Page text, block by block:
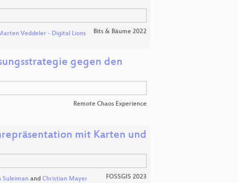
Veddeler - Digital Lions Bits & Bäume 2022
gegen den
Remote Chaos Experience
mit Karten und
Suleiman and Christian Mayer FOSSGIS 2023